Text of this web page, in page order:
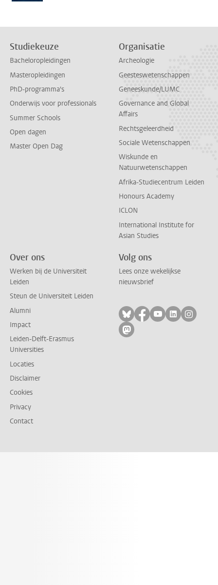
Studiekeuze
Bacheloropleidingen
Masteropleidingen
PhD-programma's
Onderwijs voor professionals
Summer Schools
Open dagen
Master Open Dag
Organisatie
Archeologie
Geesteswetenschappen
Geneeskunde/LUMC
Governance and Global
Affairs
Rechtsgeleerdheid
Sociale Wetenschappen
Wiskunde en
Natuurwetenschappen
Afrika-Studiecentrum Leiden
Honours Academy
ICLON
International Institute for
Asian Studies
Over ons
Werken bij de Universiteit
Leiden
Steun de Universiteit Leiden
Alumni
Impact
Leiden-Delft-Erasmus
Universities
Locaties
Disclaimer
Cookies
Privacy
Contact
Volg ons
Lees onze wekelijkse
nieuwsbrief
Volg ons op bluesky
Volg ons op
Volg ons op
Volg ons
Volg
Volg ons op mastodon